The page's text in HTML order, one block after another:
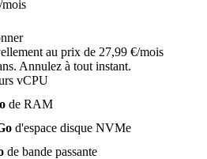
/mois
au prix de 27,99 €/mois
Annulez à tout instant.
vCPU
de RAM
d'espace disque NVMe
de bande passante